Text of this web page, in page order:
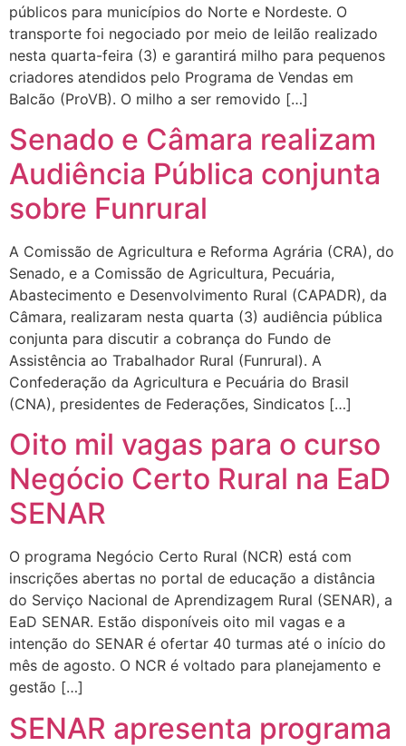
públicos para municípios do Norte e Nordeste. O
transporte foi negociado por meio de leilão realizado
nesta quarta-feira (3) e garantirá milho para pequenos
criadores atendidos pelo Programa de Vendas em
Balcão (ProVB). O milho a ser removido […]
Senado e Câmara realizam
Audiência Pública conjunta
sobre Funrural
A Comissão de Agricultura e Reforma Agrária (CRA), do
Senado, e a Comissão de Agricultura, Pecuária,
Abastecimento e Desenvolvimento Rural (CAPADR), da
Câmara, realizaram nesta quarta (3) audiência pública
conjunta para discutir a cobrança do Fundo de
Assistência ao Trabalhador Rural (Funrural). A
Confederação da Agricultura e Pecuária do Brasil
(CNA), presidentes de Federações, Sindicatos […]
Oito mil vagas para o curso
Negócio Certo Rural na EaD
SENAR
O programa Negócio Certo Rural (NCR) está com
inscrições abertas no portal de educação a distância
do Serviço Nacional de Aprendizagem Rural (SENAR), a
EaD SENAR. Estão disponíveis oito mil vagas e a
intenção do SENAR é ofertar 40 turmas até o início do
mês de agosto. O NCR é voltado para planejamento e
gestão […]
SENAR apresenta programa